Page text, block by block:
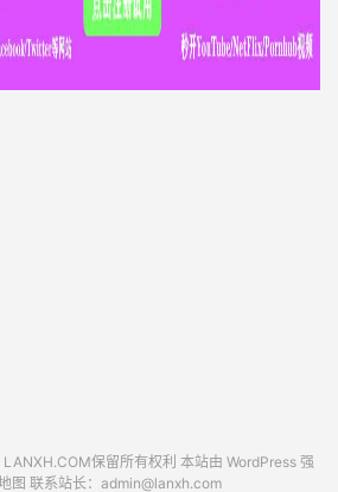
LANXH.COM保留所有权利 本站由 WordPress 强
图 联系站长： admin@lanxh.com